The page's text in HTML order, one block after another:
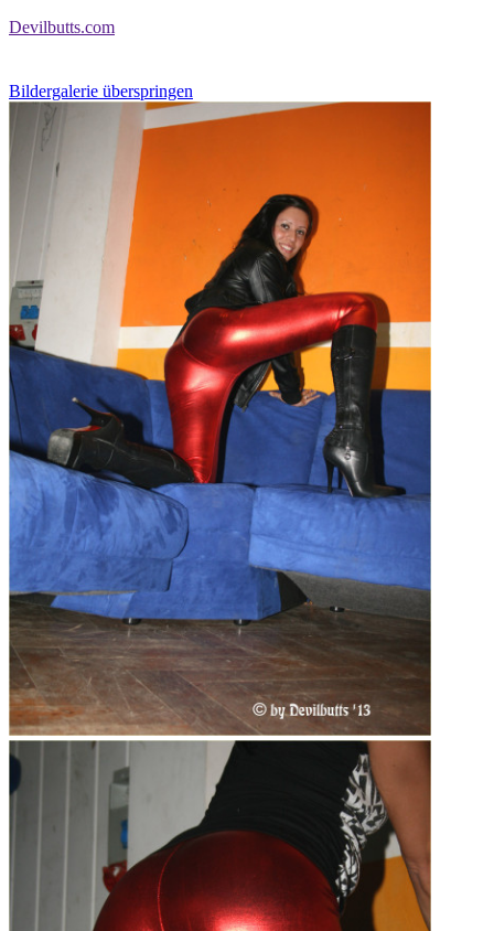
Devilbutts.com
Bildergalerie überspringen